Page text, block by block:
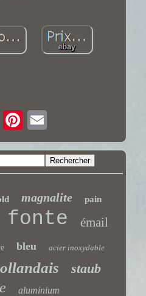
magnalite pain
fonte émail
bleu acier inoxydable
staub
aluminium